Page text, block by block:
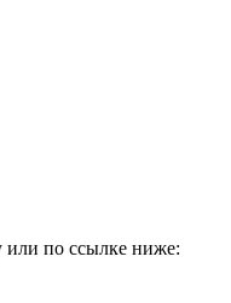
или по ссылке ниже: